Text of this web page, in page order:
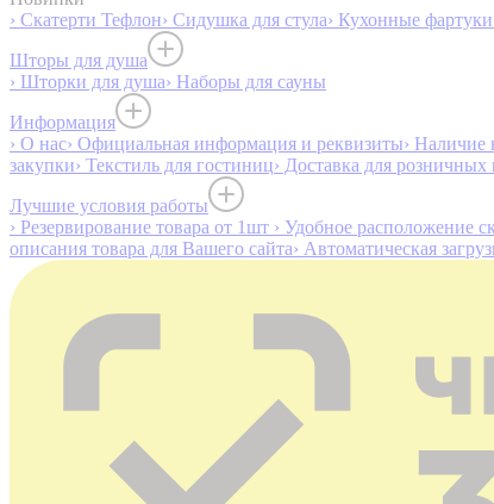
› Скатерти Тефлон› Сидушка для стула› Кухонные фартуки
Шторы для душа
› Шторки для душа› Наборы для сауны
Информация
› О нас› Официальная информация и реквизиты› Наличие
закупки› Текстиль для гостиниц› Доставка для розничных
Лучшие условия работы
› Резервирование товара от 1шт › Удобное расположение
описания товара для Вашего сайта› Автоматическая